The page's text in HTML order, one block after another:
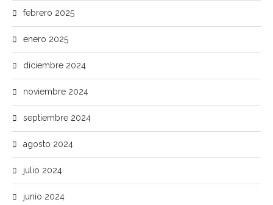
febrero 2025
enero 2025
diciembre 2024
noviembre 2024
septiembre 2024
agosto 2024
julio 2024
junio 2024